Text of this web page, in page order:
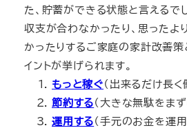
た、貯蓄ができる状態と言えるで
収支が合わなかったり、思ったよ
かったりするご家庭の家計改善策
イントが挙げられます。
もっと稼ぐ （出来るだけ長く
節約する （大きな無駄をま
運用する （手元のお金を運